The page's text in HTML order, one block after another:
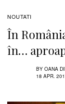
NOUTATI
În
în…
BY OANA
18 APR.